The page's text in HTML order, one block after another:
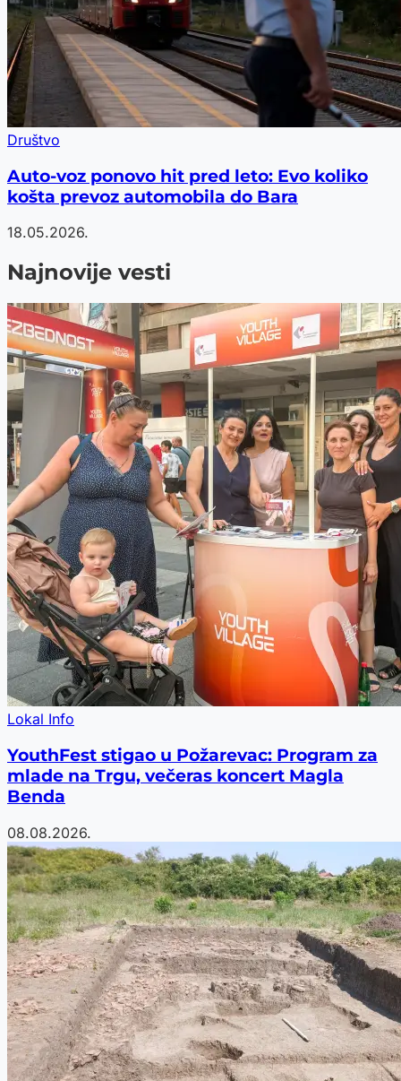
Društvo
Auto-voz ponovo hit pred leto: Evo koliko
košta prevoz automobila do Bara
18.05.2026.
Najnovije vesti
Lokal Info
YouthFest stigao u Požarevac: Program za
mlade na Trgu, večeras koncert Magla
Benda
08.08.2026.